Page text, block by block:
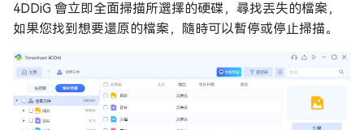
4DDiG 會立即全面掃描所選擇的硬碟，尋找丟失的檔案，
如果您找到想要還原的檔案，隨時可以暫停或停止掃描。